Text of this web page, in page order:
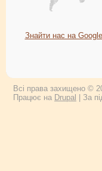
Знайти нас на
Всі права захищено ©
Працює на Drupal | За